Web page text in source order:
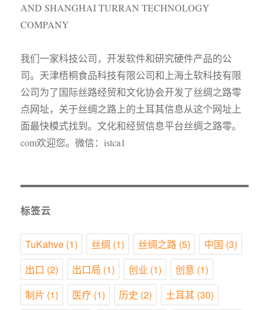
AND SHANGHAI TURRAN TECHNOLOGY
COMPANY
我们一家科技公司，开发软件和研究硬件产品的公
司。天津梧桐食品科技有限公司和上海土软科技有限
公司为了国际丝路经贸和文化协会开发了丝绸之路零
点网址，关于丝绸之路上的土耳其信息从这个网址上
面最快模式找到。文化和经贸信息平台丝绸之路零。
com欢迎您。微信：istca1
标签云
TuKahve (1) 丝绸 (1) 丝绸之路 (5) 中国 (3)
出口 (2) 出口局 (1) 创业 (1) 创意 (1)
制片 (1) 医疗 (1) 历史 (2) 土耳其 (30)